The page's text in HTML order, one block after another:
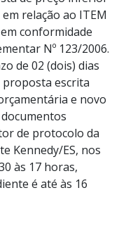
relação ao ITEM
conformidade
Nº 123/2006.
de 02 (dois) dias
proposta escrita
e novo
de protocolo da
Kennedy/ES, nos
às 17 horas,
é até às 16